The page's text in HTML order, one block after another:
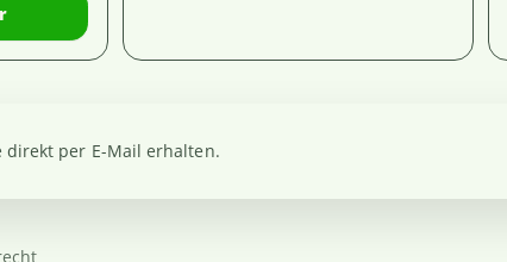
direkt per E-Mail erhalten.